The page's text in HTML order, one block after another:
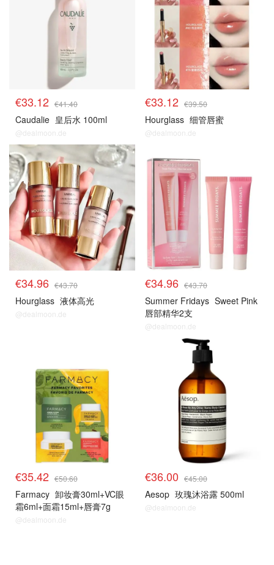
€33.12 €41.40
Caudalie 皇后水 100ml
@dealmoon.de
€33.12 €39.50
Hourglass 细管唇蜜
@dealmoon.de
€34.96 €43.70
Hourglass 液体高光
@dealmoon.de
€34.96 €43.70
Summer Fridays Sweet Pink
唇部精华2支
@dealmoon.de
€35.42 €50.60
Farmacy 卸妆膏30ml+VC眼
霜6ml+面霜15ml+唇膏7g
@dealmoon.de
€36.00 €45.00
Aesop 玫瑰沐浴露 500ml
@dealmoon.de